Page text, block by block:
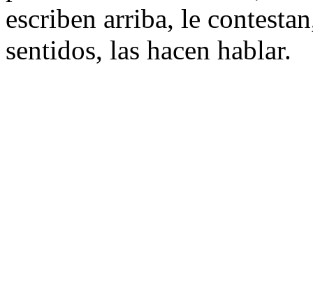
escriben arriba, le
sentidos, las hacen hablar.